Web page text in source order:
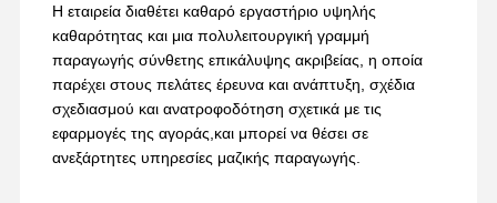
Η εταιρεία διαθέτει καθαρό εργαστήριο υψηλής
καθαρότητας και μια πολυλειτουργική γραμμή
παραγωγής σύνθετης επικάλυψης ακριβείας, η οποία
παρέχει στους πελάτες έρευνα και ανάπτυξη, σχέδια
σχεδιασμού και ανατροφοδότηση σχετικά με τις
εφαρμογές της αγοράς,και μπορεί να θέσει σε
ανεξάρτητες υπηρεσίες μαζικής παραγωγής.